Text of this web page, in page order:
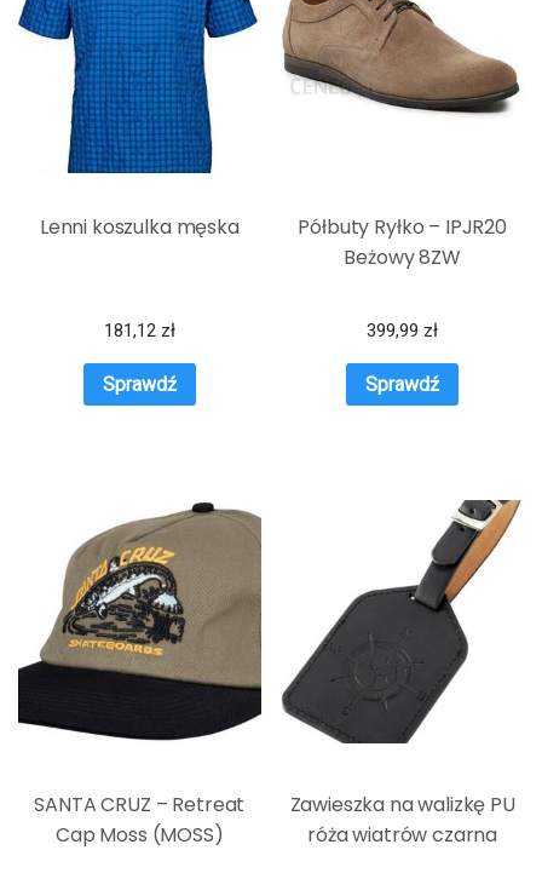
Lenni koszulka męska
181,12 zł
Sprawdź
Półbuty Ryłko – IPJR20
Beżowy 8ZW
399,99 zł
Sprawdź
SANTA CRUZ – Retreat
Cap Moss (MOSS)
Zawieszka na walizkę PU
róża wiatrów czarna